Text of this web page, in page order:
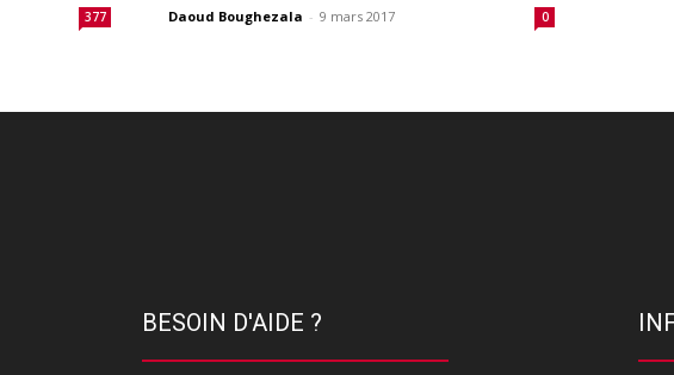
377 Daoud Boughezala - 9 mars 2017 0
BESOIN D'AIDE ?